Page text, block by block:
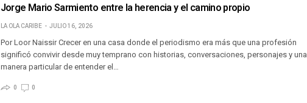
Jorge Mario Sarmiento entre la herencia y el camino propio
LA OLA CARIBE JULIO 16, 2026
Por Loor Naissir Crecer en una casa donde el periodismo era más que una profesión
significó convivir desde muy temprano con historias, conversaciones, personajes y una
manera particular de entender el…
0 0